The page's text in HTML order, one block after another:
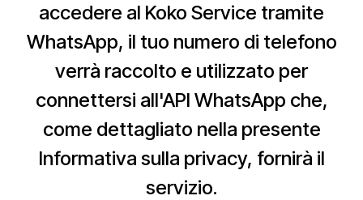
accedere al Koko Service tramite
WhatsApp, il tuo numero di telefono
verrà raccolto e utilizzato per
connettersi all'API WhatsApp che,
come dettagliato nella presente
Informativa sulla privacy, fornirà il
servizio.